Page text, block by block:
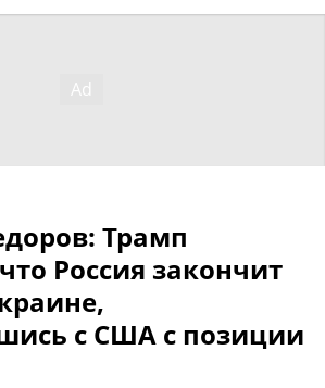
Трамп
Россия закончит
с США с позиции